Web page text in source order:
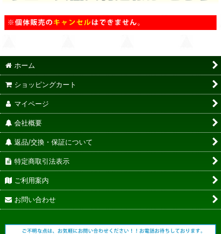
ホーム
ショッピングカート
マイページ
会社概要
返品/交換・保証について
特定商取引法表示
ご利用案内
お問い合わせ